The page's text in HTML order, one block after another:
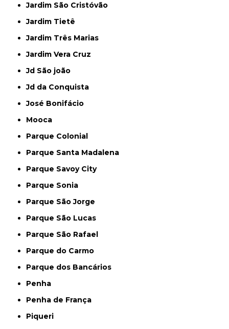
Jardim São Cristóvão
Jardim Tietê
Jardim Três Marias
Jardim Vera Cruz
Jd São joão
Jd da Conquista
José Bonifácio
Mooca
Parque Colonial
Parque Santa Madalena
Parque Savoy City
Parque Sonia
Parque São Jorge
Parque São Lucas
Parque São Rafael
Parque do Carmo
Parque dos Bancários
Penha
Penha de França
Piqueri